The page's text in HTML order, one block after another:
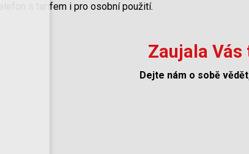
telefon s tarifem i pro osobní použití.
Zaujala Vás
Dejte nám o sobě